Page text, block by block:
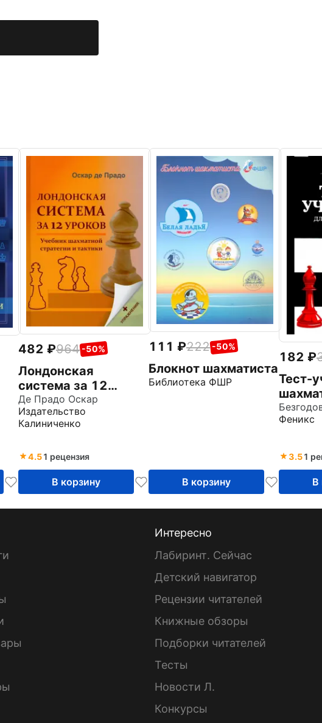
482 964 -50%
Лондонская
система за 12
уроков. Учебник
шахматной
стратегии
Де Прадо Оскар
Издательство
Калиниченко
4.51 рецензия
В корзину
111 222 -50%
Блокнот шахматиста
Библиотека ФШР
В корзину
182
Тест-
Феникс
3.51
В
Интересно
Лабиринт. Сейчас
Детский навигатор
Рецензии читателей
Книжные обзоры
Подборки читателей
Тесты
Новости Л.
Конкурсы